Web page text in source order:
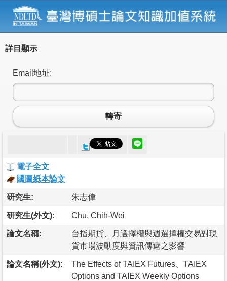
詳目顯示
Email地址:
轉寄
電子全文
國圖紙本論文
研究生: 朱志偉
研究生(外文): Chu, Chih-Wei
論文名稱:
台指期貨、月選擇權與週選擇權交易對現
貨市場波動度與資訊傳遞之影響
論文名稱(外文):
The Effects of TAIEX Futures、TAIEX
Options and TAIEX Weekly Options